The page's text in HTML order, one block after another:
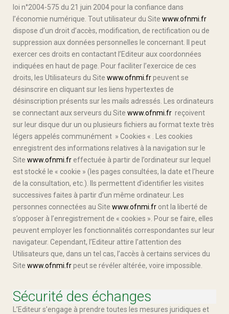
loi n°2004-575 du 21 juin 2004 pour la confiance dans
l’économie numérique. Tout utilisateur du Site www.ofnmi.fr
dispose d’un droit d’accès, modification, de rectification ou de
suppression aux données personnelles le concernant. Il peut
exercer ces droits en contactant l’Editeur aux coordonnées
indiquées en haut de page. Pour faciliter l’exercice de ces
droits, les Utilisateurs du Site www.ofnmi.frpeuvent se
désinscrire en cliquant sur les liens hypertextes de
désinscription présents sur les mails adressés. Les ordinateurs
se connectant aux serveurs du Site www.ofnmi.fr reçoivent
sur leur disque dur un ou plusieurs fichiers au format texte très
légers appelés communément » Cookies « . Les cookies
enregistrent des informations relatives à la navigation sur le
Site www.ofnmi.fr effectuée à partir de l’ordinateur sur lequel
est stocké le « cookie » (les pages consultées, la date et l’heure
de la consultation, etc.). Ils permettent d’identifier les visites
successives faites à partir d’un même ordinateur. Les
personnes connectées au Site www.ofnmi.fr ont la liberté de
s’opposer à l’enregistrement de « cookies ». Pour se faire, elles
peuvent employer les fonctionnalités correspondantes sur leur
navigateur. Cependant, l’Editeur attire l’attention des
Utilisateurs que, dans un tel cas, l’accès à certains services du
Site www.ofnmi.frpeut se révéler altérée, voire impossible.
Sécurité des échanges
L’Editeur s’engage à prendre toutes les mesures juridiques et